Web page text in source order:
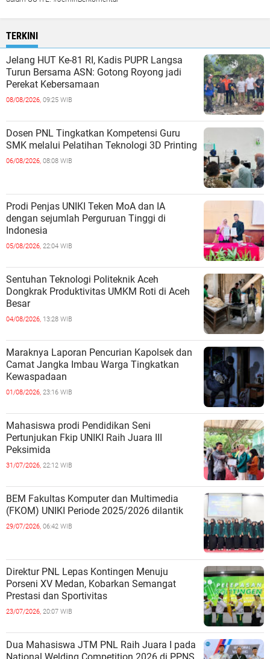
TERKINI
Jelang HUT Ke-81 RI, Kadis PUPR Langsa
Turun Bersama ASN: Gotong Royong jadi
Perekat Kebersamaan
08/08/2026, 09:25 WIB
Dosen PNL Tingkatkan Kompetensi Guru
SMK melalui Pelatihan Teknologi 3D Printing
06/08/2026, 08:08 WIB
Prodi Penjas UNIKI Teken MoA dan IA
dengan sejumlah Perguruan Tinggi di
Indonesia
05/08/2026, 22:04 WIB
Sentuhan Teknologi Politeknik Aceh
Dongkrak Produktivitas UMKM Roti di Aceh
Besar
04/08/2026, 13:28 WIB
Maraknya Laporan Pencurian Kapolsek dan
Camat Jangka Imbau Warga Tingkatkan
Kewaspadaan
01/08/2026, 23:16 WIB
Mahasiswa prodi Pendidikan Seni
Pertunjukan Fkip UNIKI Raih Juara III
Peksimida
31/07/2026, 22:12 WIB
BEM Fakultas Komputer dan Multimedia
(FKOM) UNIKI Periode 2025/2026 dilantik
29/07/2026, 06:42 WIB
Direktur PNL Lepas Kontingen Menuju
Porseni XV Medan, Kobarkan Semangat
Prestasi dan Sportivitas
23/07/2026, 20:07 WIB
Dua Mahasiswa JTM PNL Raih Juara I pada